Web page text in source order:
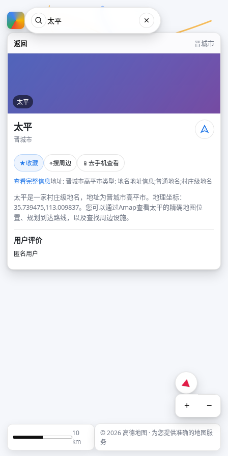
返回 晋城市
太平
太平
晋城市
★收藏 ⌖搜周边 📱 去手机查看
查看完整信息地址: 晋城市高平市类型: 地名地址信息;普通地名;村庄级地名
太平是一家村庄级地名，地址为晋城市高平市。地理坐标：
35.739475,113.009837。您可以通过Amap查看太平的精确地图位
置、规划到达路线，以及查找周边设施。
用户评价
匿名用户
+ −
10
km
© 2026 高德地图 · 为您提供准确的地图服
务